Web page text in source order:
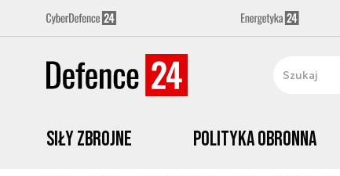
Siły zbrojne Polityka obronna